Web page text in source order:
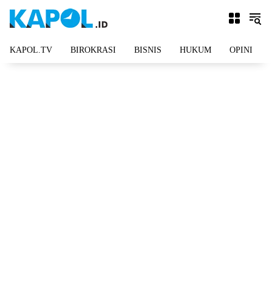
KAPOL.TV BIROKRASI BISNIS HUKUM OPINI